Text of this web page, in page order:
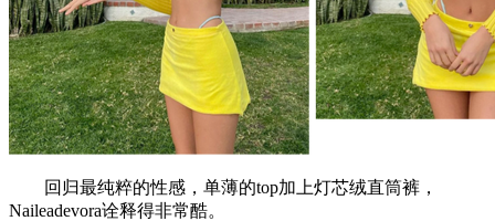
回归最纯粹的性感，单薄的top加上灯芯绒直筒裤，
Naileadevora诠释得非常酷。